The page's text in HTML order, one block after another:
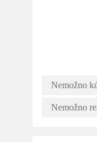
Nemožno
Nemožno